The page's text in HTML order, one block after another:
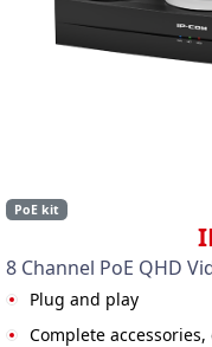
PoE kit
8 Channel PoE QHD
Plug and play
Complete